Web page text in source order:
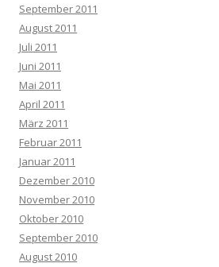
September 2011
August 2011
Juli 2011
Juni 2011
Mai 2011
April 2011
März 2011
Februar 2011
Januar 2011
Dezember 2010
November 2010
Oktober 2010
September 2010
August 2010